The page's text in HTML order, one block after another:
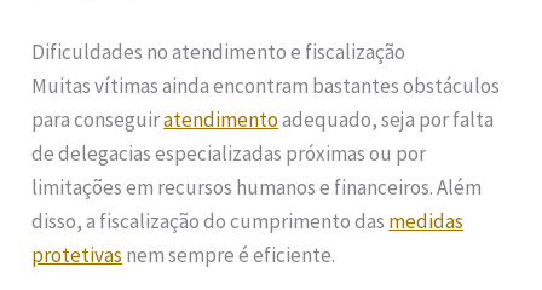
Dificuldades no atendimento e fiscalização
Muitas vítimas ainda encontram bastantes obstáculos
para conseguiratendimentoadequado, seja por falta
de delegacias especializadas próximas ou por
limitações em recursos humanos e financeiros. Além
disso, a fiscalização do cumprimento das medidas
protetivas nem sempre é eficiente.